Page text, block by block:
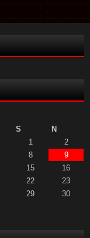
S
N
1
2
8
9
15
16
22
23
29
30